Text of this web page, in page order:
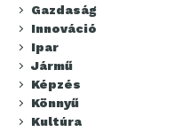
Gazdaság
Innováció
Ipar
Jármű
Képzés
Könnyű
Kultúra